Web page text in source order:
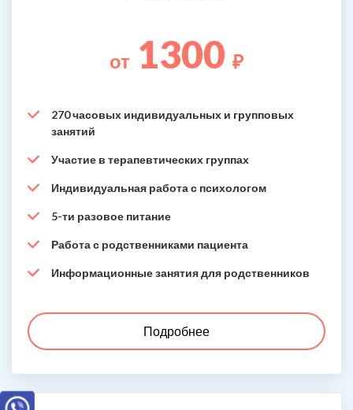
от 1300 ₽
270 часовых индивидуальных и групповых
занятий
Участие в терапевтических группах
Индивидуальная работа с психологом
5-ти разовое питание
Работа с родственниками пациента
Информационные занятия для родственников
Подробнее